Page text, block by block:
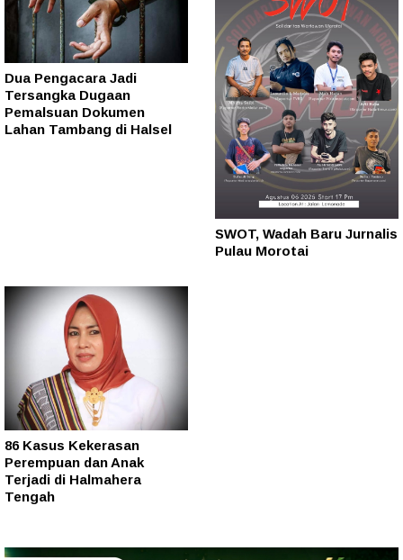
Dua Pengacara Jadi
Tersangka Dugaan
Pemalsuan Dokumen
Lahan Tambang di Halsel
SWOT, Wadah Baru Jurnalis
Pulau Morotai
86 Kasus Kekerasan
Perempuan dan Anak
Terjadi di Halmahera
Tengah